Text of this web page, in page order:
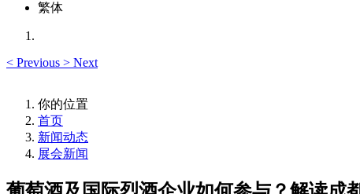
繁体
< Previous > Next
你的位置
首页
新闻动态
展会新闻